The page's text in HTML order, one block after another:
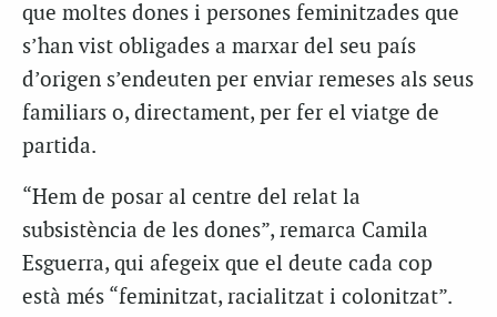
que moltes dones i persones feminitzades que
s’han vist obligades a marxar del seu país
d’origen s’endeuten per enviar remeses als seus
familiars o, directament, per fer el viatge de
partida.
“Hem de posar al centre del relat la
subsistència de les dones”, remarca Camila
Esguerra, qui afegeix que el deute cada cop
està més “feminitzat, racialitzat i colonitzat”.